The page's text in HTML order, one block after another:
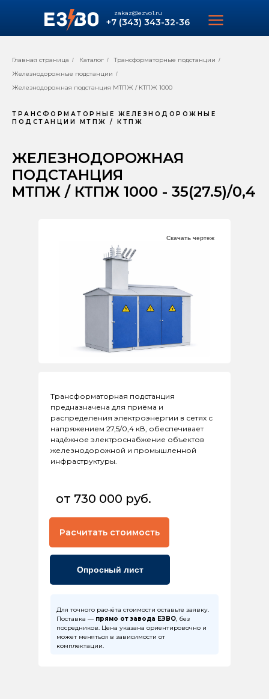
+7 (343) 343-32-36
zakaz@ezvo1.ru
Главная страница / Каталог / Трансформаторные подстанции /
Железнодорожные подстанции /
Железнодорожная подстанция МТПЖ / КТПЖ 1000
ТРАНСФОРМАТОРНЫЕ ЖЕЛЕЗНОДОРОЖНЫЕ
ПОДСТАНЦИИ МТПЖ / КТПЖ
ЖЕЛЕЗНОДОРОЖНАЯ
ПОДСТАНЦИЯ
МТПЖ / КТПЖ 1000 - 35(27.5)/0,4
Трансформаторная подстанция
предназначена для приёма и
распределения электроэнергии в сетях с
напряжением 27,5/0,4 кВ, обеспечивает
надёжное электроснабжение объектов
железнодорожной и промышленной
инфраструктуры.
от 730 000 руб.
Для точного расчёта стоимости оставьте заявку.
Поставка — прямо от завода ЕЗВО, без
посредников. Цена указана ориентировочно и
может меняться в зависимости от
комплектации.
Расчитать стоимость
Опросный лист
Скачать чертеж